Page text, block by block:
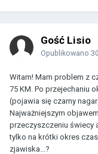
Gość Lisio
Opublikowano
Witam! Mam problem z
75 KM. Po przejechaniu
(pojawia się czarny
Najważniejszym
przeczyszczeniu świecy
tylko na krótki okres
zjawiska...?